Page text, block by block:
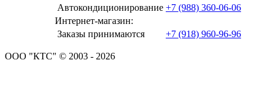
Автокондиционирование +7 (988) 360-06-06
Интернет-магазин:
Заказы принимаются
+7 (918) 960-96-96
ООО "КТС" © 2003 - 2026